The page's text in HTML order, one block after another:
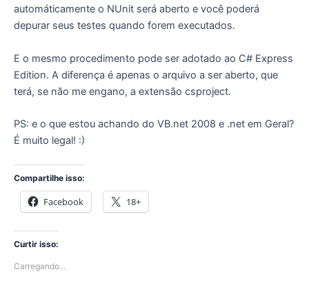
automáticamente o NUnit será aberto e você poderá
depurar seus testes quando forem executados.
E o mesmo procedimento pode ser adotado ao C# Express
Edition. A diferença é apenas o arquivo a ser aberto, que
terá, se não me engano, a extensão csproject.
PS: e o que estou achando do VB.net 2008 e .net em Geral?
É muito legal! :)
Compartilhe isso:
Facebook 18+
Curtir isso:
Carregando...